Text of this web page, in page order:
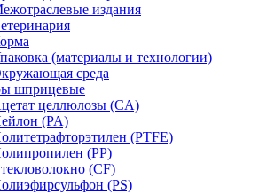
издания
(материалы и технологии)
среда
шприцевые
целлюлозы (CA)
(PA)
(PTFE)
(PP)
(CF)
(PS)